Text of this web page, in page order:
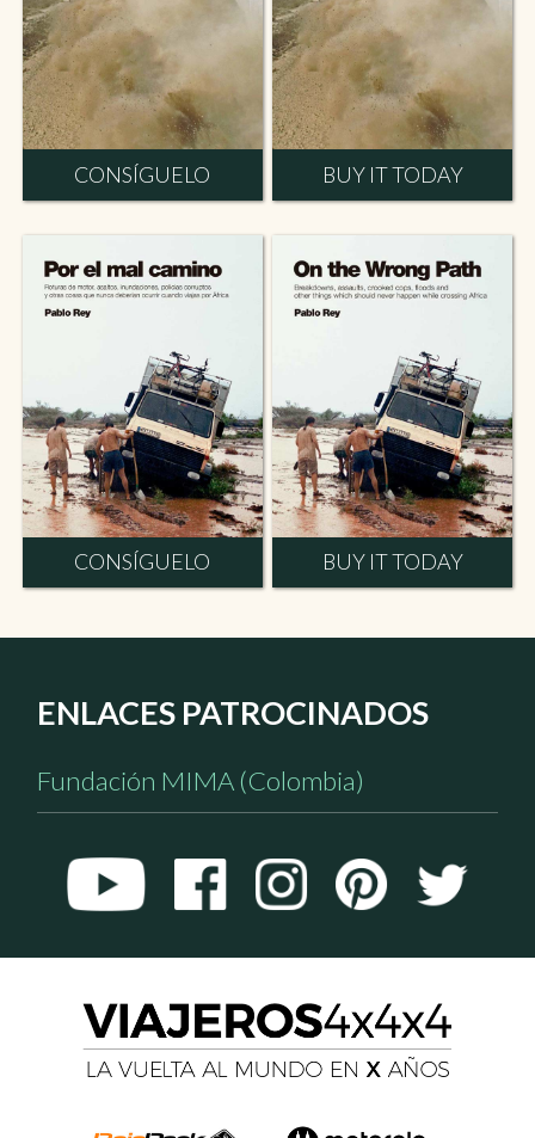
CONSÍGUELO BUY IT TODAY
CONSÍGUELO BUY IT TODAY
ENLACES PATROCINADOS
Fundación MIMA (Colombia)